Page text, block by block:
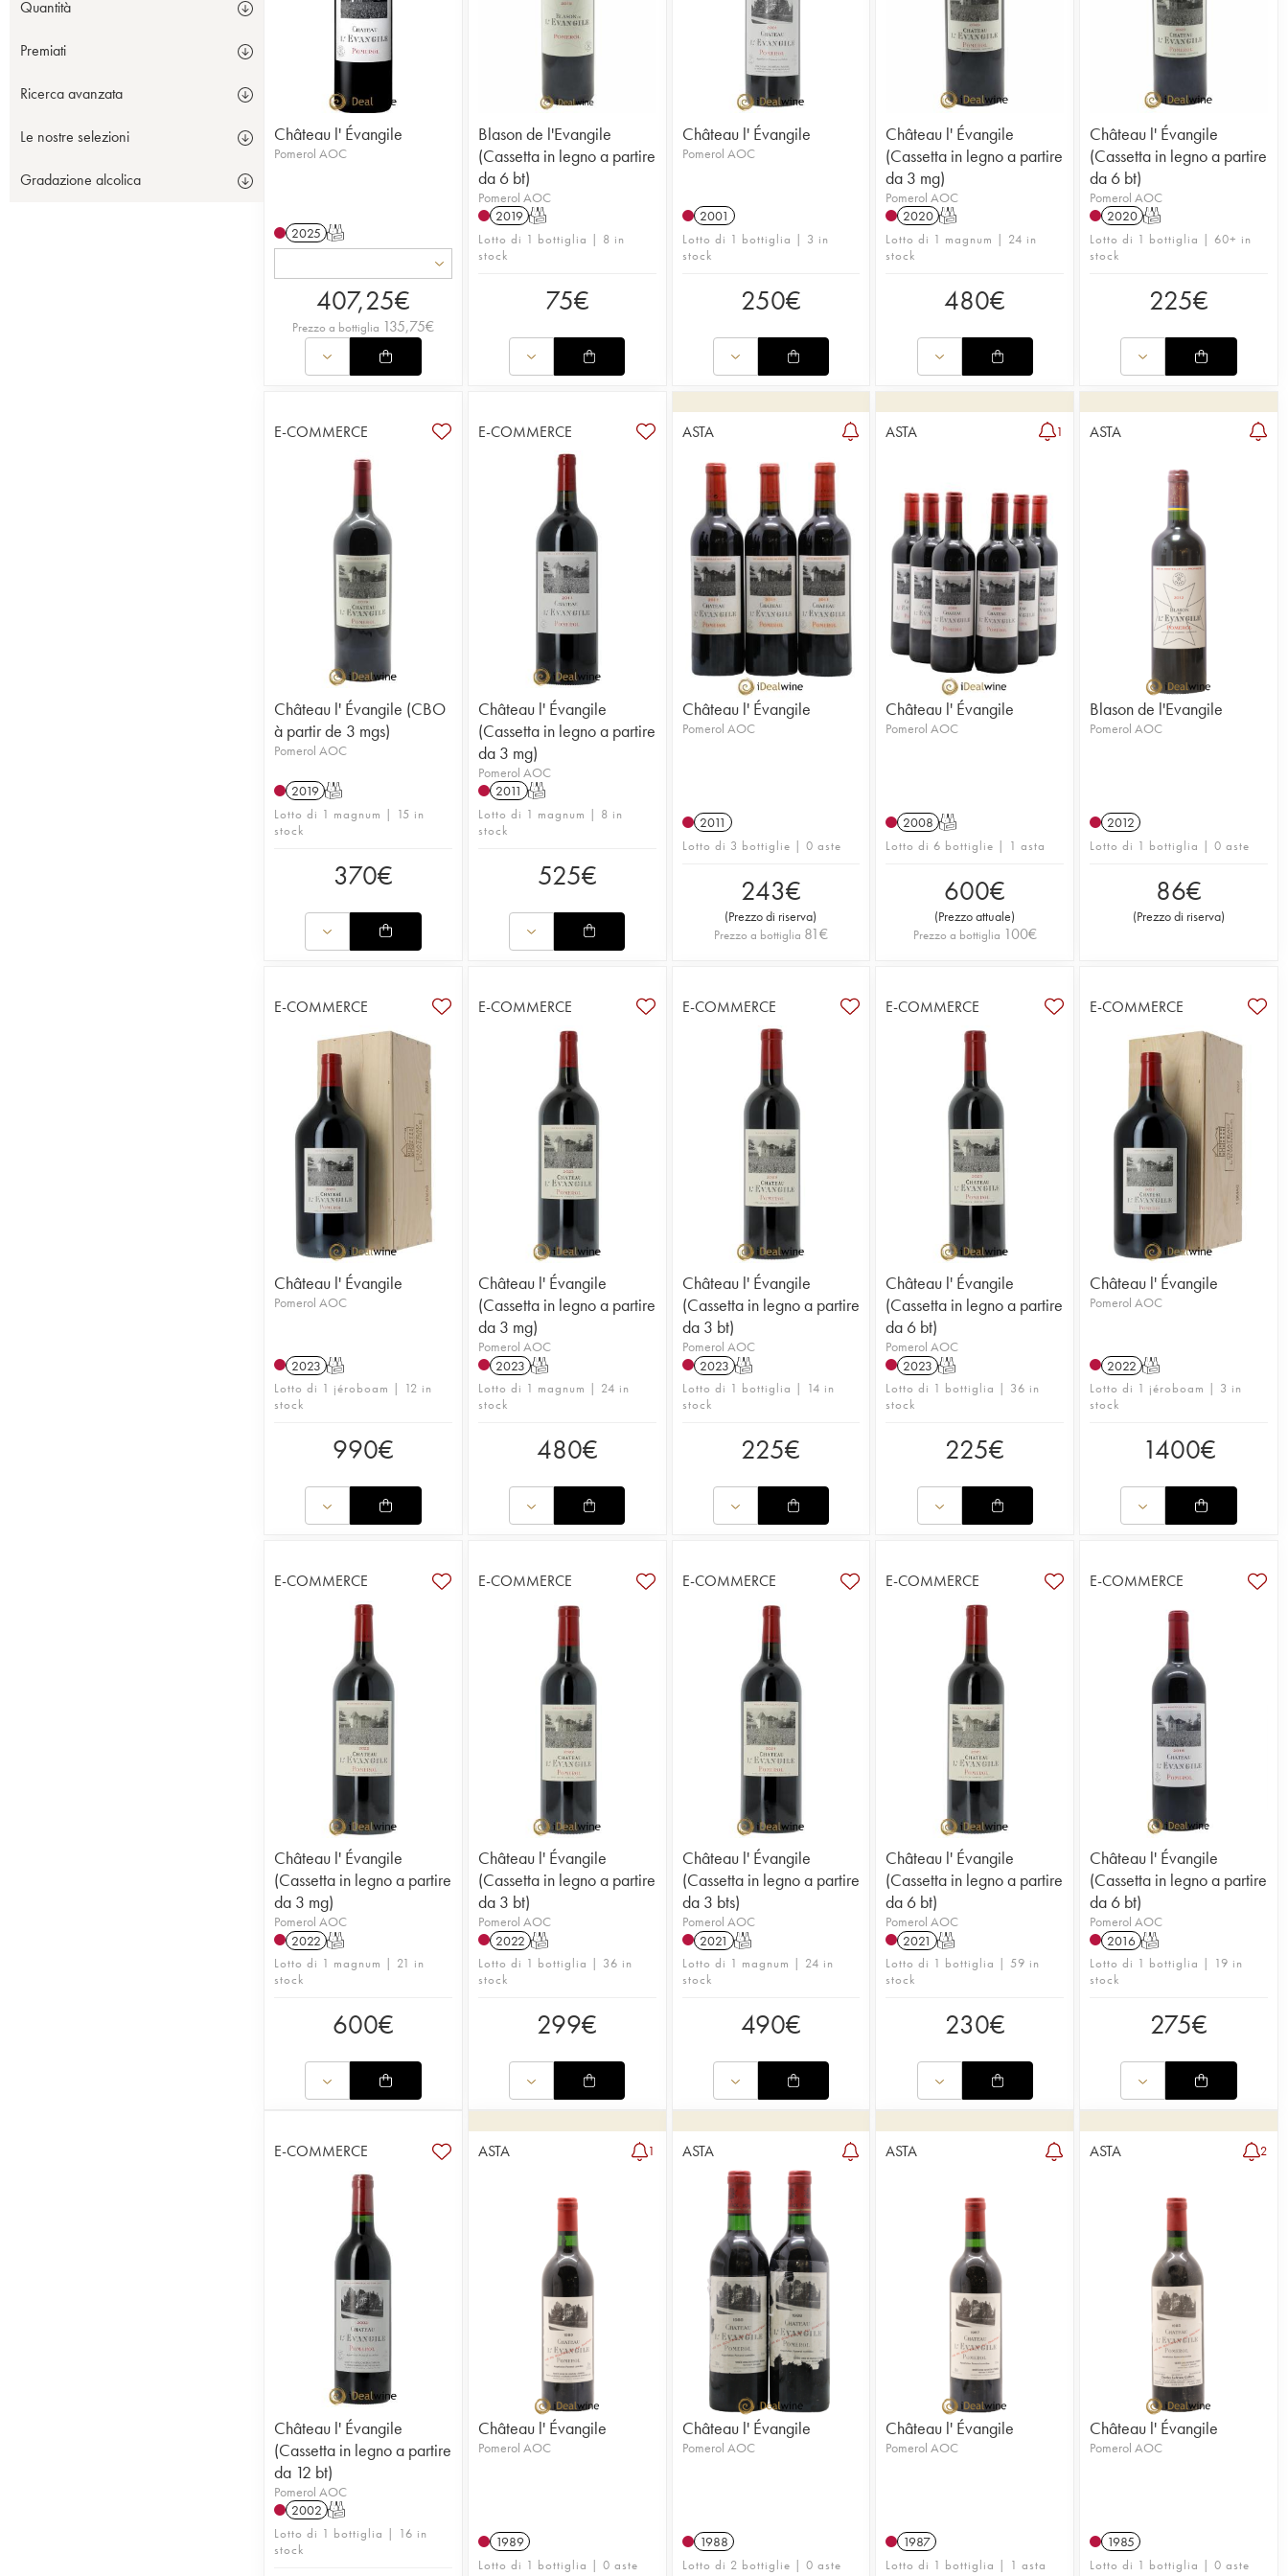
Quantità
Premiati
Ricerca avanzata
Le nostre selezioni
Gradazione alcolica
Château l' Évangile
Pomerol AOC
2025 T
407,25€
Prezzo a bottiglia 135,75€
Blason de l'Evangile
(Cassetta in legno a partire
da 6 bt)
Pomerol AOC
2019 T
Lotto di 1 bottiglia | 8 in
stock
75€
Château l' Évangile
Pomerol AOC
2001
Lotto di 1 bottiglia | 3 in
stock
250€
Château l' Évangile
(Cassetta in legno a partire
da 3 mg)
Pomerol AOC
2020 T
Lotto di 1 magnum | 24 in
stock
480€
Château l' Évangile
(Cassetta in legno a partire
da 6 bt)
Pomerol AOC
2020 T
Lotto di 1 bottiglia | 60+ in
stock
225€
E-COMMERCE
Château l' Évangile (CBO
à partir de 3 mgs)
Pomerol AOC
2019 T
Lotto di 1 magnum | 15 in
stock
370€
E-COMMERCE
Château l' Évangile
(Cassetta in legno a partire
da 3 mg)
Pomerol AOC
2011 T
Lotto di 1 magnum | 8 in
stock
525€
ASTA
Château l' Évangile
Pomerol AOC
2011
Lotto di 3 bottiglie | 0 aste
243€
(Prezzo di riserva)
Prezzo a bottiglia 81€
ASTA 1
Château l' Évangile
Pomerol AOC
2008 T
Lotto di 6 bottiglie | 1 asta
600€
(Prezzo attuale)
Prezzo a bottiglia 100€
ASTA
Blason de l'Evangile
Pomerol AOC
2012
Lotto di 1 bottiglia | 0 aste
86€
(Prezzo di riserva)
E-COMMERCE
Château l' Évangile
Pomerol AOC
2023 T
Lotto di 1 jéroboam | 12 in
stock
990€
E-COMMERCE
Château l' Évangile
(Cassetta in legno a partire
da 3 mg)
Pomerol AOC
2023 T
Lotto di 1 magnum | 24 in
stock
480€
E-COMMERCE
Château l' Évangile
(Cassetta in legno a partire
da 3 bt)
Pomerol AOC
2023 T
Lotto di 1 bottiglia | 14 in
stock
225€
E-COMMERCE
Château l' Évangile
(Cassetta in legno a partire
da 6 bt)
Pomerol AOC
2023 T
Lotto di 1 bottiglia | 36 in
stock
225€
E-COMMERCE
Château l' Évangile
Pomerol AOC
2022 T
Lotto di 1 jéroboam | 3 in
stock
1400€
E-COMMERCE
Château l' Évangile
(Cassetta in legno a partire
da 3 mg)
Pomerol AOC
2022 T
Lotto di 1 magnum | 21 in
stock
600€
E-COMMERCE
Château l' Évangile
(Cassetta in legno a partire
da 3 bt)
Pomerol AOC
2022 T
Lotto di 1 bottiglia | 36 in
stock
299€
E-COMMERCE
Château l' Évangile
(Cassetta in legno a partire
da 3 bts)
Pomerol AOC
2021 T
Lotto di 1 magnum | 24 in
stock
490€
E-COMMERCE
Château l' Évangile
(Cassetta in legno a partire
da 6 bt)
Pomerol AOC
2021 T
Lotto di 1 bottiglia | 59 in
stock
230€
E-COMMERCE
Château l' Évangile
(Cassetta in legno a partire
da 6 bt)
Pomerol AOC
2016 T
Lotto di 1 bottiglia | 19 in
stock
275€
E-COMMERCE
Château l' Évangile
(Cassetta in legno a partire
da 12 bt)
Pomerol AOC
2002 T
Lotto di 1 bottiglia | 16 in
stock
ASTA 1
Château l' Évangile
Pomerol AOC
1989
Lotto di 1 bottiglia | 0 aste
ASTA
Château l' Évangile
Pomerol AOC
1988
Lotto di 2 bottiglie | 0 aste
ASTA
Château l' Évangile
Pomerol AOC
1987
Lotto di 1 bottiglia | 1 asta
ASTA 2
Château l' Évangile
Pomerol AOC
1985
Lotto di 1 bottiglia | 0 aste